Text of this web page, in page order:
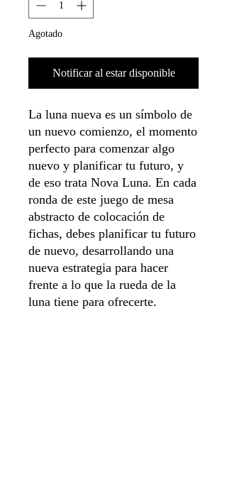
Agotado
Notificar al estar disponible
La luna nueva es un símbolo de
un nuevo comienzo, el momento
perfecto para comenzar algo
nuevo y planificar tu futuro, y
de eso trata Nova Luna. En cada
ronda de este juego de mesa
abstracto de colocación de
fichas, debes planificar tu futuro
de nuevo, desarrollando una
nueva estrategia para hacer
frente a lo que la rueda de la
luna tiene para ofrecerte.